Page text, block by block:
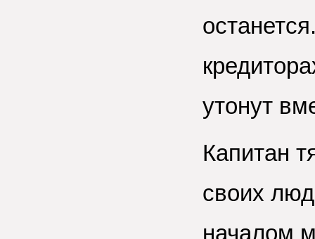
утонут
Капитан
своих
началом